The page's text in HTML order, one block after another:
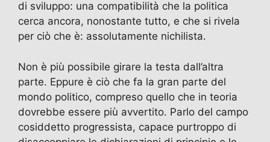
di sviluppo: una compatibilità che la politica
cerca ancora, nonostante tutto, e che si rivela
per ciò che è: assolutamente nichilista.
Non è più possibile girare la testa dall’altra
parte. Eppure è ciò che fa la gran parte del
mondo politico, compreso quello che in teoria
dovrebbe essere più avvertito. Parlo del campo
cosiddetto progressista, capace purtroppo di